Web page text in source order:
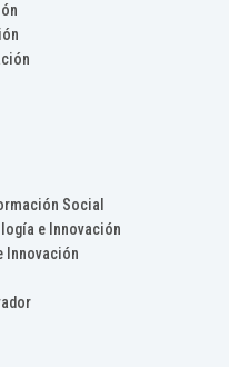
Social
e Innovación
Innovación